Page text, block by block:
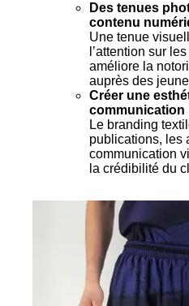
Des tenues
contenu
Une tenue
l’attention sur
améliore la
auprès des
Créer une
communication
Le branding
publications, les
communication
la crédibilité du